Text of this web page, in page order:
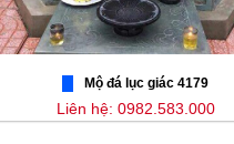
Mộ đá lục giác 4179
Liên hệ: 0982.583.000